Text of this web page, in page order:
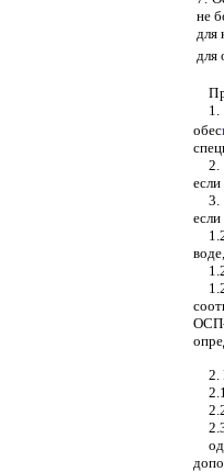
не
для
для
1.
обес
2.
если
3.
2.